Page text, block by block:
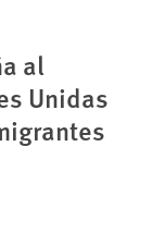
al
Unidas